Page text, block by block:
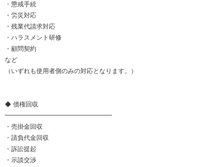
・懲戒手続
・労災対応
・残業代請求対応
・ハラスメント研修
・顧問契約
など
（いずれも使用者側のみの対応となります。）
◆ 債権回収
━━━━━━━━━━━━━━━━━
・売掛金回収
・請負代金回収
・訴訟提起
・示談交渉